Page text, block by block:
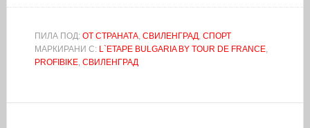
ПИЛА ПОД: ОТ СТРАНАТА, СВИЛЕНГРАД, СПОРТ
МАРКИРАНИ С: L`ETAPE BULGARIA BY TOUR DE FRANCE,
PROFIBIKE, СВИЛЕНГРАД